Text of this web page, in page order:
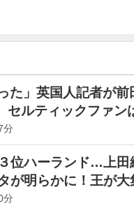
た」英国人記者が前
セルティックファン
ッグクラブへいけた
分
位ハーランド…上
が明らかに！王が大
分